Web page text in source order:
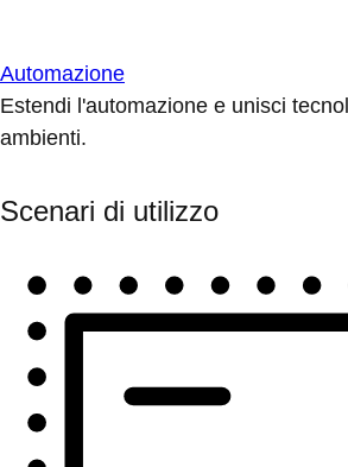
Automazione
Estendi l'automazione e unisci
ambienti.
Scenari di utilizzo